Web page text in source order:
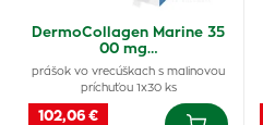
DermoCollagen Marine 35
00 mg…
prášok vo vrecúškach s malinovou
príchuťou 1x30 ks
102,06 €